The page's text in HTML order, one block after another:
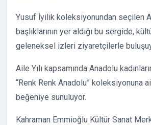
Yusuf İyilik koleksiyonundan seçilen
başlıklarının yer aldığı bu sergide,
geleneksel izleri ziyaretçilerle
Aile Yılı kapsamında Anadolu
“Renk Renk Anadolu” koleksiyonuna
beğeniye sunuluyor.
Kahraman Emmioğlu Kültür Sanat